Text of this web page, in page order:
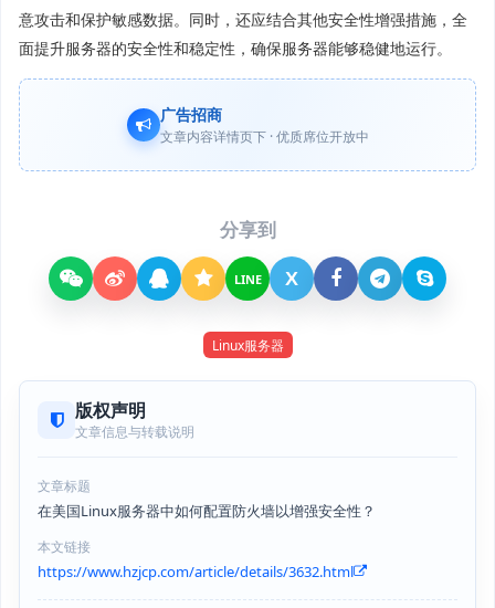
意攻击和保护敏感数据。同时，还应结合其他安全性增强措施，全
面提升服务器的安全性和稳定性，确保服务器能够稳健地运行。
广告招商
文章内容详情页下 · 优质席位开放中
分享到
LINE X
Linux服务器
版权声明
文章信息与转载说明
文章标题
在美国Linux服务器中如何配置防火墙以增强安全性？
本文链接
https://www.hzjcp.com/article/details/3632.html